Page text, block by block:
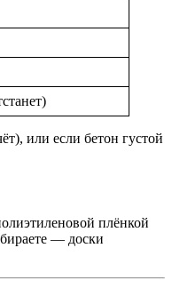
или если бетон густой
плёнкой
— доски